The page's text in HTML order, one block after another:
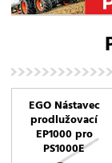
EGO Nástavec
prodlužovací
EP1000 pro
PS1000E